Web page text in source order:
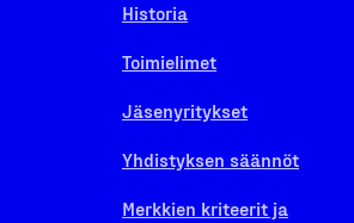
Historia
Toimielimet
Jäsenyritykset
Yhdistyksen säännöt
Merkkien kriteerit ja